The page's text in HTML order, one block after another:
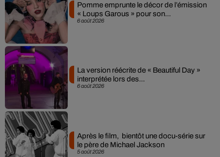
6 août 2026
Pomme emprunte le décor de l’émission
« Loups Garous » pour son...
6 août 2026
La version réécrite de « Beautiful Day »
interprétée lors des...
5 août 2026
Après le film, bientôt une docu-série sur
le père de Michael Jackson